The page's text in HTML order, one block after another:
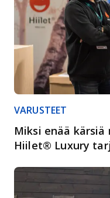
VARUSTEET
Miksi enää
Hiilet® Luxury